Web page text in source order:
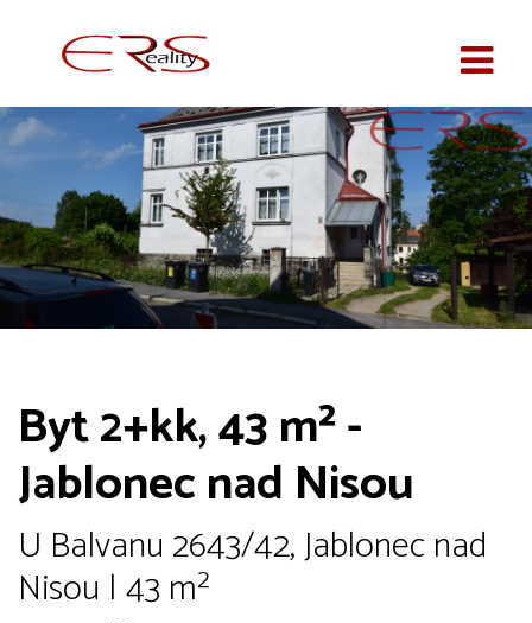
Byt 2+kk, 43 m² -
Jablonec nad Nisou
U Balvanu 2643/42, Jablonec nad
Nisou | 43 m²